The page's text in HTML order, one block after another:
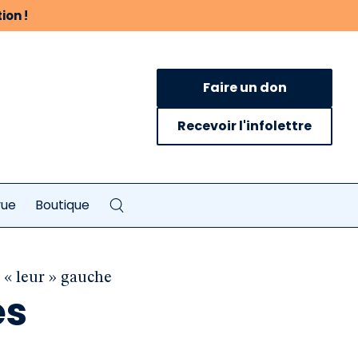
!
Faire un don
Recevoir l'infolettre
Boutique
leur » gauche